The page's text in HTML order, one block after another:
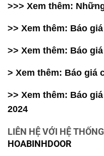
>>> Xem thêm:
>> Xem thêm: Báo
>> Xem thêm: Báo
> Xem thêm: Báo giá
>> Xem thêm: Báo
2024
LIÊN HỆ VỚI HỆ THỐNG
HOABINHDOOR